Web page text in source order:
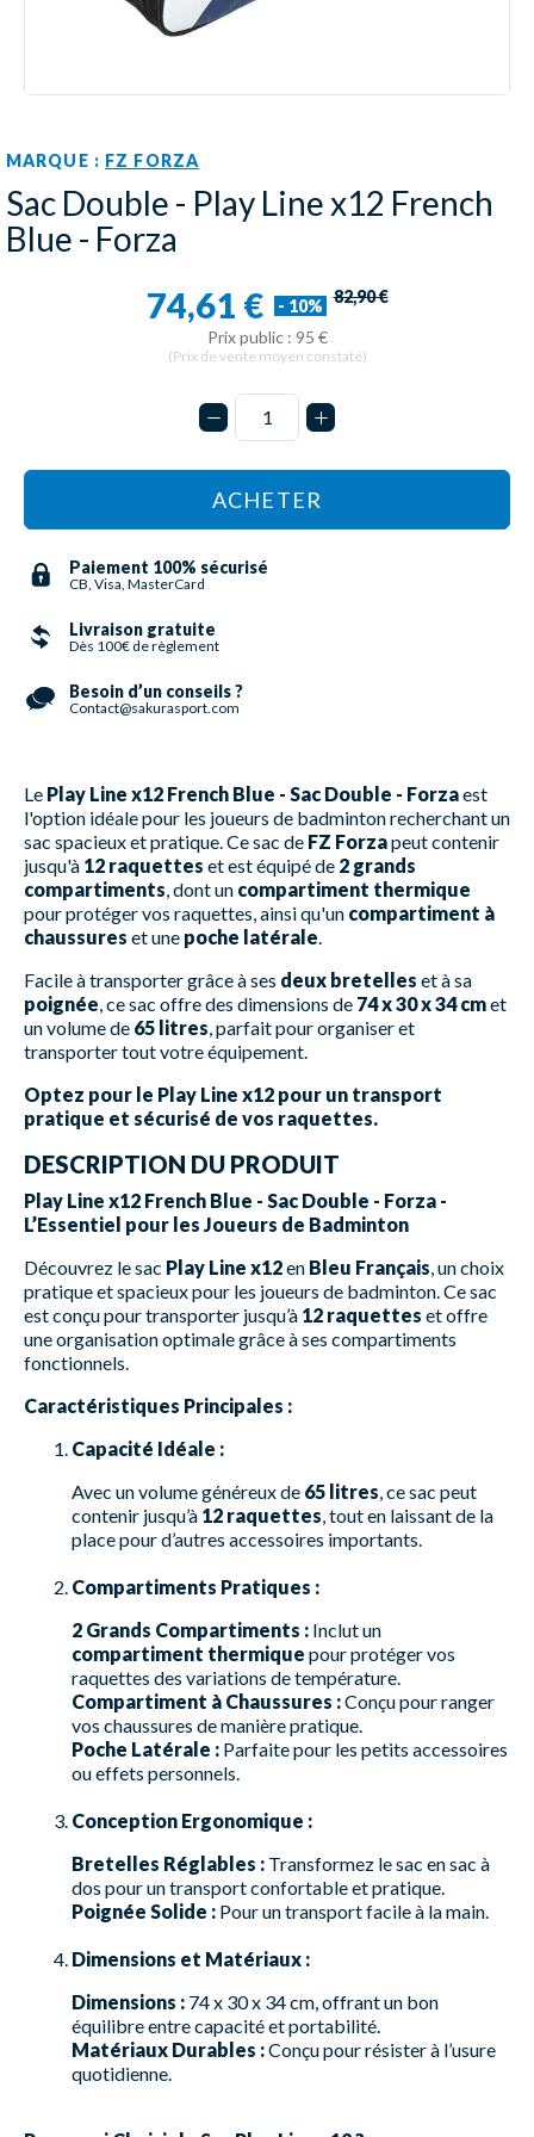
MARQUE : FZ FORZA
Sac Double - Play Line x12 French
Blue - Forza
74,61 € - 10% 82,90 €
Prix public : 95 €
(Prix de vente moyen constaté)
ACHETER
Paiement 100% sécurisé
CB, Visa, MasterCard
Livraison gratuite
Dès 100€ de règlement
Besoin d’un conseils ?
Contact@sakurasport.com
Le Play Line x12 French Blue - Sac Double - Forzaest
l'option idéale pour les joueurs de badminton recherchant un
sac spacieux et pratique. Ce sac de FZ Forzapeut contenir
jusqu'à 12 raquettes et est équipé de 2 grands
compartiments , dont un compartiment thermique
pour protéger vos raquettes, ainsi qu'un compartiment à
chaussures et une poche latérale
Facile à transporter grâce à ses deux bretelles et à sa
poignée , ce sac offre des dimensions de 74 x 30 x 34 cmet
un volume de 65 litres , parfait pour organiser et
transporter tout votre équipement.
Optez pour le Play Line x12 pour un transport
pratique et sécurisé de vos raquettes.
DESCRIPTION DU PRODUIT
Play Line x12 French Blue - Sac Double - Forza -
L’Essentiel pour les Joueurs de Badminton
Découvrez le sac Play Line x12en Bleu Français , un choix
pratique et spacieux pour les joueurs de badminton. Ce sac
est conçu pour transporter jusqu’à 12 raquettes et offre
une organisation optimale grâce à ses compartiments
fonctionnels.
Caractéristiques Principales :
Capacité Idéale :
Avec un volume généreux de 65 litres , ce sac peut
contenir jusqu’à 12 raquettes , tout en laissant de la
place pour d’autres accessoires importants.
Compartiments Pratiques :
2 Grands Compartiments : Inclut un
compartiment thermique pour protéger vos
raquettes des variations de température.
Compartiment à Chaussures :Conçu pour ranger
vos chaussures de manière pratique.
Poche Latérale : Parfaite pour les petits accessoires
ou effets personnels.
Conception Ergonomique :
Bretelles Réglables : Transformez le sac en sac à
dos pour un transport confortable et pratique.
Poignée Solide : Pour un transport facile à la main.
Dimensions et Matériaux :
Dimensions : 74 x 30 x 34 cm, offrant un bon
équilibre entre capacité et portabilité.
Matériaux Durables :Conçu pour résister à l’usure
quotidienne.